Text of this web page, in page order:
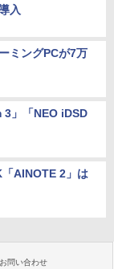
入
ミングPCが7万
」「NEO iDSD
AINOTE 2」は
お問い合わせ